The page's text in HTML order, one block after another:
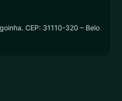
CEP: 31110-320 – Belo